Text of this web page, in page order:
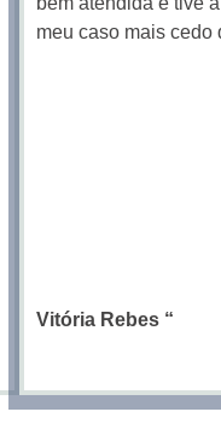
meu caso mais cedo
Vitória Rebes “